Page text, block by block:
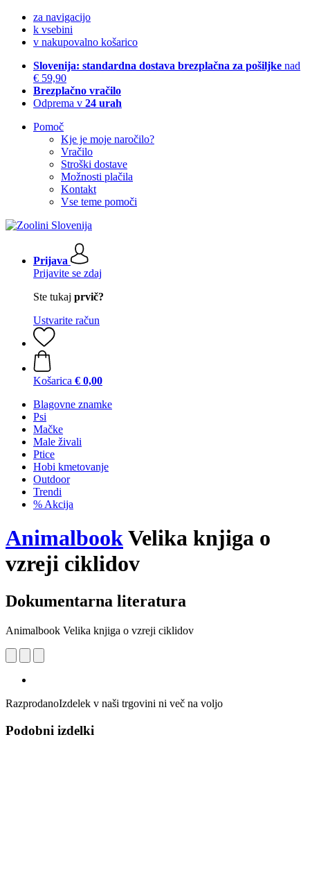
za navigacijo
k vsebini
v nakupovalno košarico
Slovenija: standardna dostava brezplačna za pošiljke nad
€ 59,90
Brezplačno vračilo
Odprema v 24 urah
Pomoč
Kje je moje naročilo?
Vračilo
Stroški dostave
Možnosti plačila
Kontakt
Vse teme pomoči
Prijava
Prijavite se zdaj
Ste tukaj prvič?
Ustvarite račun
Košarica € 0,00
Blagovne znamke
Psi
Mačke
Male živali
Ptice
Hobi kmetovanje
Outdoor
Trendi
% Akcija
AnimalbookVelika knjiga o
vzreji ciklidov
Dokumentarna literatura
Animalbook Velika knjiga o vzreji ciklidov
RazprodanoIzdelek v naši trgovini ni več na voljo
Podobni izdelki